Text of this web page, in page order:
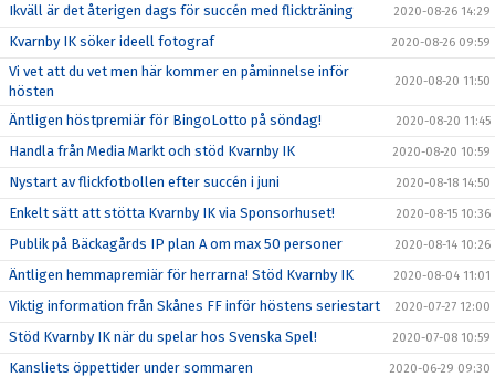
Ikväll är det återigen dags för succén med flickträning 2020-08-26 14:29
Kvarnby IK söker ideell fotograf 2020-08-26 09:59
Vi vet att du vet men här kommer en påminnelse inför
hösten
2020-08-20 11:50
Äntligen höstpremiär för BingoLotto på söndag! 2020-08-20 11:45
Handla från Media Markt och stöd Kvarnby IK 2020-08-20 10:59
Nystart av flickfotbollen efter succén i juni 2020-08-18 14:50
Enkelt sätt att stötta Kvarnby IK via Sponsorhuset! 2020-08-15 10:36
Publik på Bäckagårds IP plan A om max 50 personer 2020-08-14 10:26
Äntligen hemmapremiär för herrarna! Stöd Kvarnby IK 2020-08-04 11:01
Viktig information från Skånes FF inför höstens seriestart 2020-07-27 12:00
Stöd Kvarnby IK när du spelar hos Svenska Spel! 2020-07-08 10:59
Kansliets öppettider under sommaren 2020-06-29 09:30